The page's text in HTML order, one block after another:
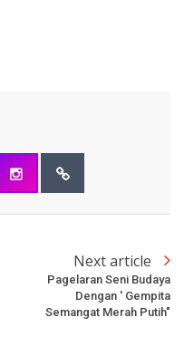
Next article
Pagelaran Seni Budaya
Dengan ' Gempita
Semangat Merah Putih"